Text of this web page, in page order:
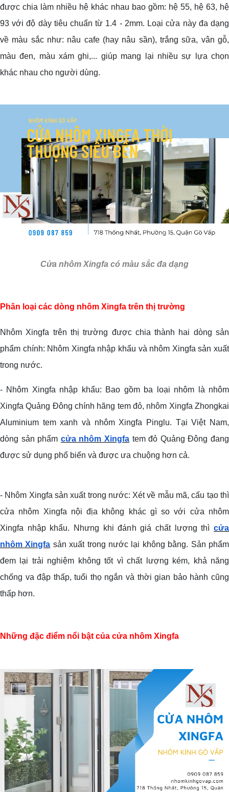
được chia làm nhiều hệ khác nhau bao gồm: hệ 55, hệ 63, hệ
93 với độ dày tiêu chuẩn từ 1.4 - 2mm. Loại cửa này đa dạng
về màu sắc như: nâu cafe (hay nâu sần), trắng sữa, vân gỗ,
màu đen, màu xám ghi,... giúp mang lại nhiều sự lựa chọn
khác nhau cho người dùng.
Cửa nhôm Xingfa có màu sắc đa dạng
Phân loại các dòng nhôm Xingfa trên thị trường
Nhôm Xingfa trên thị trường được chia thành hai dòng sản
phẩm chính: Nhôm Xingfa nhập khẩu và nhôm Xingfa sản xuất
trong nước.
- Nhôm Xingfa nhập khẩu: Bao gồm ba loại nhôm là nhôm
Xingfa Quảng Đông chính hãng tem đỏ, nhôm Xingfa Zhongkai
Aluminium tem xanh và nhôm Xingfa Pinglu. Tại Việt Nam,
dòng sản phẩm cửa nhôm Xingfa tem đỏ Quảng Đông đang
được sử dụng phổ biến và được ưa chuộng hơn cả.
- Nhôm Xingfa sản xuất trong nước: Xét về mẫu mã, cấu tạo thì
cửa nhôm Xingfa nội địa không khác gì so với cửa nhôm
Xingfa nhập khẩu. Nhưng khi đánh giá chất lượng thì cửa
nhôm Xingfa sản xuất trong nước lại không bằng. Sản phẩm
đem lại trải nghiệm không tốt vì chất lượng kém, khả năng
chống va đập thấp, tuổi thọ ngắn và thời gian bảo hành cũng
thấp hơn.
Những đặc điểm nổi bật của cửa nhôm Xingfa